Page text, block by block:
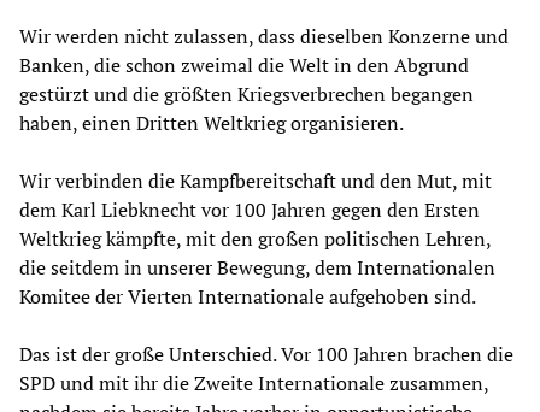
Wir werden nicht zulassen, dass dieselben Konzerne und
Banken, die schon zweimal die Welt in den Abgrund
gestürzt und die größten Kriegsverbrechen begangen
haben, einen Dritten Weltkrieg organisieren.
Wir verbinden die Kampfbereitschaft und den Mut, mit
dem Karl Liebknecht vor 100 Jahren gegen den Ersten
Weltkrieg kämpfte, mit den großen politischen Lehren,
die seitdem in unserer Bewegung, dem Internationalen
Komitee der Vierten Internationale aufgehoben sind.
Das ist der große Unterschied. Vor 100 Jahren brachen die
SPD und mit ihr die Zweite Internationale zusammen,